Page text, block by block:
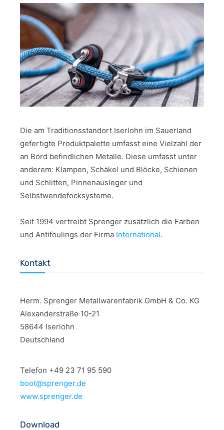
Die am Traditionsstandort Iserlohn im Sauerland
gefertigte Produktpalette umfasst eine Vielzahl der
an Bord befindlichen Metalle. Diese umfasst unter
anderem: Klampen, Schäkel und Blöcke, Schienen
und Schlitten, Pinnenausleger und
Selbstwendefocksysteme.
Seit 1994 vertreibt Sprenger zusätzlich die Farben
und Antifoulings der Firma International.
Kontakt
Herm. Sprenger Metallwarenfabrik GmbH & Co. KG
Alexanderstraße 10-21
58644 Iserlohn
Deutschland
Telefon +49 23 71 95 590
boot@sprenger.de
www.sprenger.de
Download